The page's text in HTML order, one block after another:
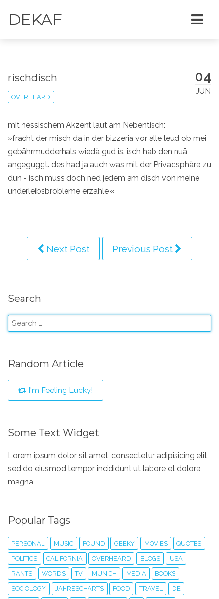
DEKAF
04
JUN
rischdisch
OVERHEARD
mit hessischem Akzent laut am Nebentisch:
»fracht der misch da in der bizzeria vor alle leud ob mei
gebährmudderhals wiedä gud is. isch hab den nuä
angeguggt. des had ja auch was mit der Privadsphäre zu
dun - isch muss doch ned jedem am disch von meine
underleibsbrobleme erzähle.«
Next Post Previous Post
Search
Random Article
I'm Feeling Lucky!
Some Text Widget
Lorem ipsum dolor sit amet, consectetur adipisicing elit,
sed do eiusmod tempor incididunt ut labore et dolore
magna.
Popular Tags
PERSONAL MUSIC FOUND GEEKY MOVIES QUOTES
POLITICS CALIFORNIA OVERHEARD BLOGS USA
RANTS WORDS TV MUNICH MEDIA BOOKS
SOCIOLOGY JAHRESCHARTS FOOD TRAVEL DE